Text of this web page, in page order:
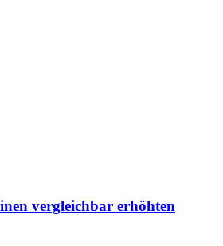
vergleichbar erhöhten